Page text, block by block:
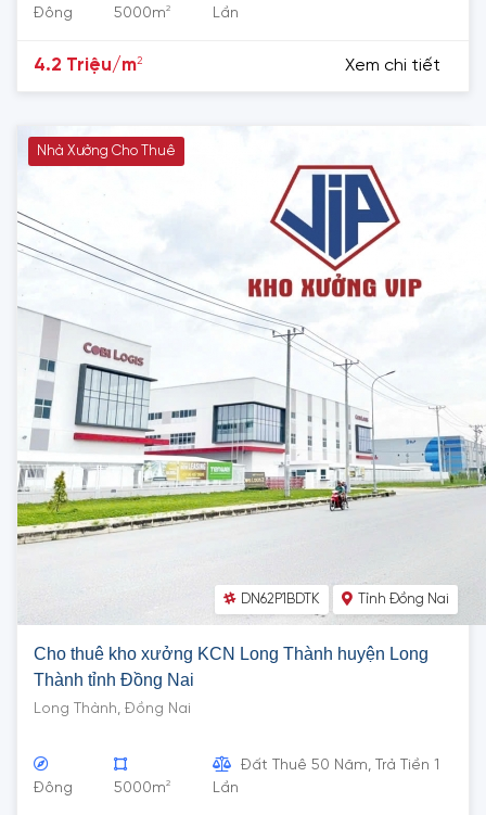
Đông 5000m2
Lần
4.2 Triệu/m2 Xem chi tiết
Nhà Xưởng Cho Thuê
DN62P1BDTK Tỉnh Đồng Nai
Cho thuê kho xưởng KCN Long Thành huyện Long
Thành tỉnh Đồng Nai
Long Thành, Đồng Nai
Đông 5000m2
Đất Thuê 50 Năm, Trả Tiền 1
Lần